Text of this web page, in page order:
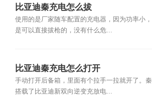
比亚迪秦充电怎么拔
使用的是厂家随车配置的充电器，因为功率小，
是可以直接拔枪的，没有什么危...
比亚迪秦充电怎么打开
手动打开后备箱，里面有个拉手一拉就开了。秦
搭载了比亚迪新双向逆变充放电...